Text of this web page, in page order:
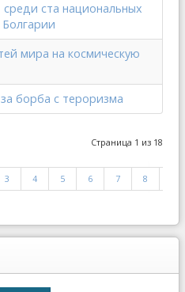
ста национальных
мира на космическую
борба с тероризма
Страница 1 из 18
3 4 5 6 7 8